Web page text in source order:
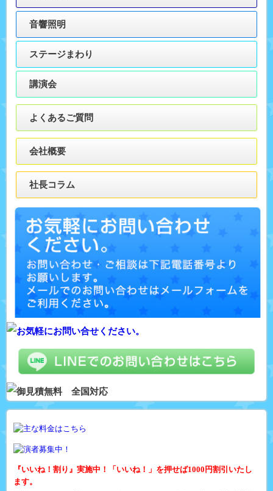
音響照明
ステージまわり
講演会
よくあるご質問
会社概要
社長コラム
『いいね！割り』実施中！「いいね！」を押せば1000円割引いたし
ます。